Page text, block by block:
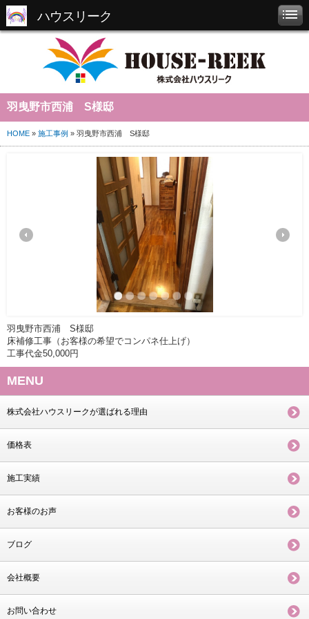
ハウスリーク
羽曳野市西浦 S様邸
HOME » 施工事例 » 羽曳野市西浦 S様邸
羽曳野市西浦 S様邸
床補修工事（お客様の希望でコンパネ仕上げ）
工事代金50,000円
MENU
株式会社ハウスリークが選ばれる理由
価格表
施工実績
お客様のお声
ブログ
会社概要
お問い合わせ